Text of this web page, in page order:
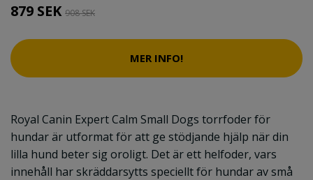
879 SEK 908 SEK
MER INFO!
Royal Canin Expert Calm Small Dogs torrfoder för
hundar är utformat för att ge stödjande hjälp när din
lilla hund beter sig oroligt. Det är ett helfoder, vars
innehåll har skräddarsytts speciellt för hundar av små